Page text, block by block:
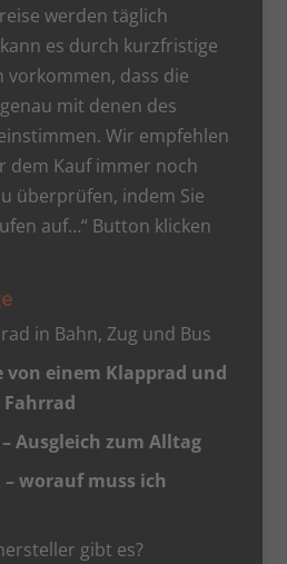
werden täglich
es durch kurzfristige
vorkommen, dass die
mit denen des
Wir empfehlen
dem Kauf immer noch
überprüfen, indem Sie
auf…“ Button klicken
in Bahn, Zug und Bus
von einem Klapprad und
Ausgleich zum Alltag
worauf muss ich
gibt es?